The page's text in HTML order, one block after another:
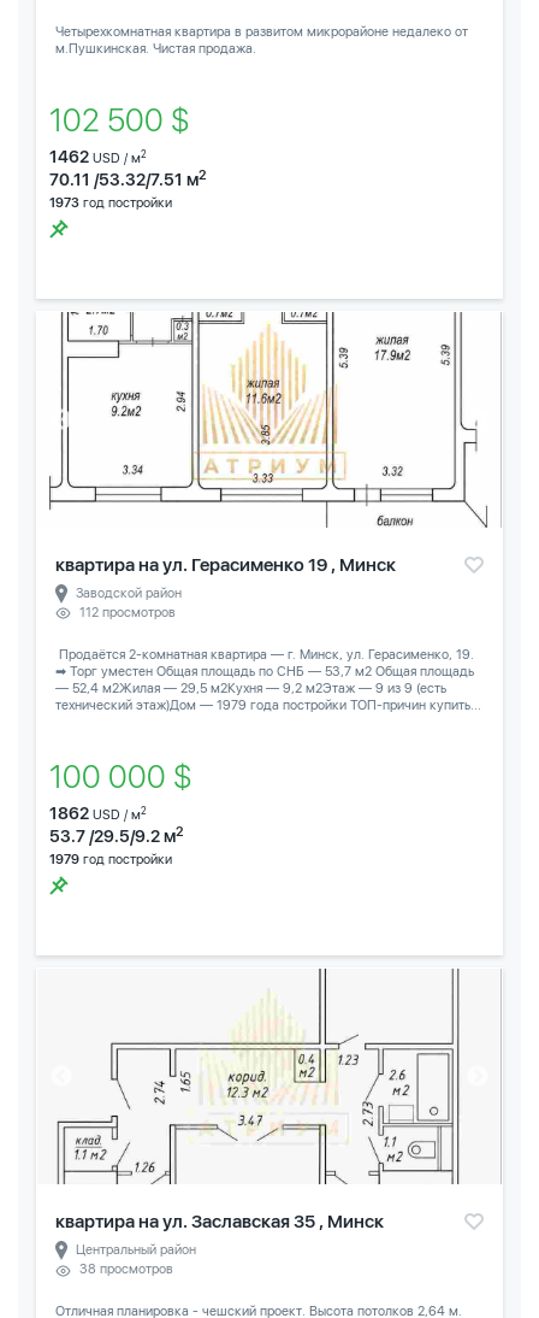
Четырехкомнатная квартира в развитом микрорайоне недалеко от
м.Пушкинская. Чистая продажа.
102 500 $
1462 USD / м2
70.11 /53.32/7.51 м2
1973 год постройки
квартира на ул. Герасименко 19 , Минск
Заводской район
112 просмотров
️ Продаётся 2-комнатная квартира — г. Минск, ул. Герасименко, 19.
➡ Торг уместен Общая площадь по СНБ — 53,7 м2 Общая площадь
— 52,4 м2Жилая — 29,5 м2Кухня — 9,2 м2Этаж — 9 из 9 (есть
технический этаж)Дом — 1979 года постройки ТОП-причин купить...
100 000 $
1862 USD / м2
53.7 /29.5/9.2 м2
1979 год постройки
квартира на ул. Заславская 35 , Минск
Центральный район
38 просмотров
Отличная планировка - чешский проект. Высота потолков 2,64 м.